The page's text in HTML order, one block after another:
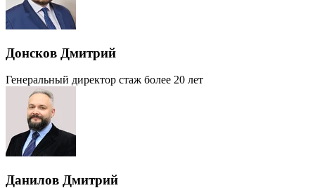
Донсков Дмитрий
Генеральный директор стаж более 20 лет
Данилов Дмитрий